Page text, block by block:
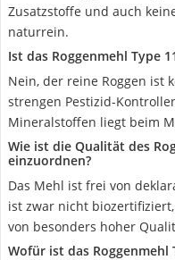
Zusatzstoffe und auch
naturrein.
Ist das Roggenmehl Type
Nein, der reine Roggen ist
strengen Pestizid-
Mineralstoffen liegt beim
Wie ist die Qualität des
einzuordnen?
Das Mehl ist frei von
ist zwar nicht
von besonders hoher
Wofür ist das Roggenmehl